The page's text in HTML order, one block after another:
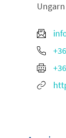
Ungarn